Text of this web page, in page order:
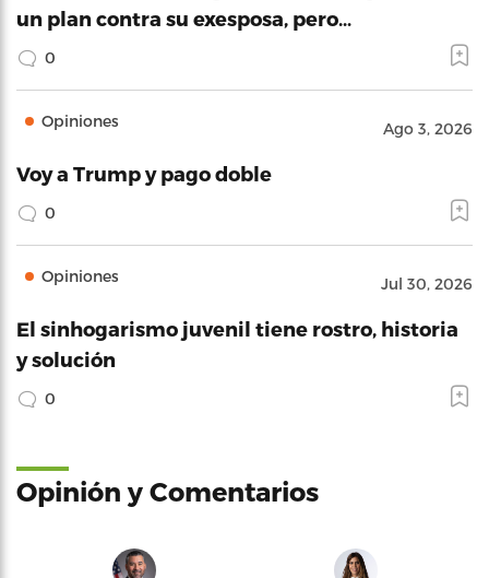
un plan contra su exesposa, pero…
0
Opiniones Ago 3, 2026
Voy a Trump y pago doble
0
Opiniones Jul 30, 2026
El sinhogarismo juvenil tiene rostro, historia
y solución
0
Opinión y Comentarios